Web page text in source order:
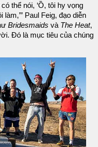
thể nói, ‘Ồ, tôi hy vọng
Paul Feig, đạo diễn
Bridesmaids và The Heat,
Đó là mục tiêu của chúng